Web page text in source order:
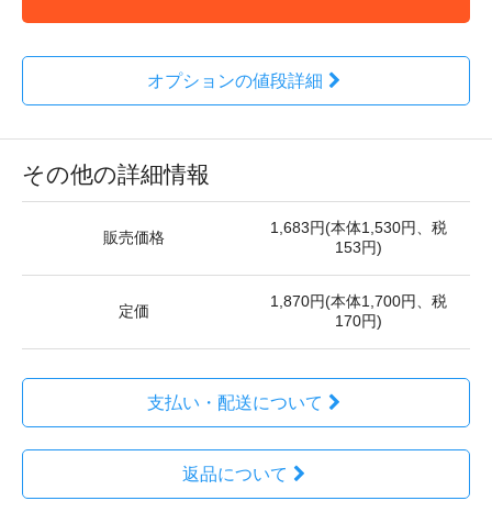
オプションの値段詳細
その他の詳細情報
販売価格
1,683円(本体1,530円、税
153円)
定価
1,870円(本体1,700円、税
170円)
支払い・配送について
返品について